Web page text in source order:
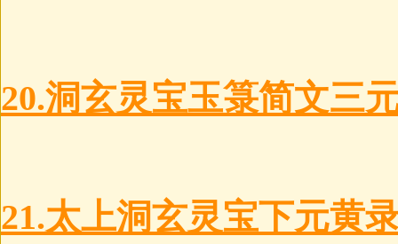
20.洞玄灵宝玉箓简文三
21.太上洞玄灵宝下元黄